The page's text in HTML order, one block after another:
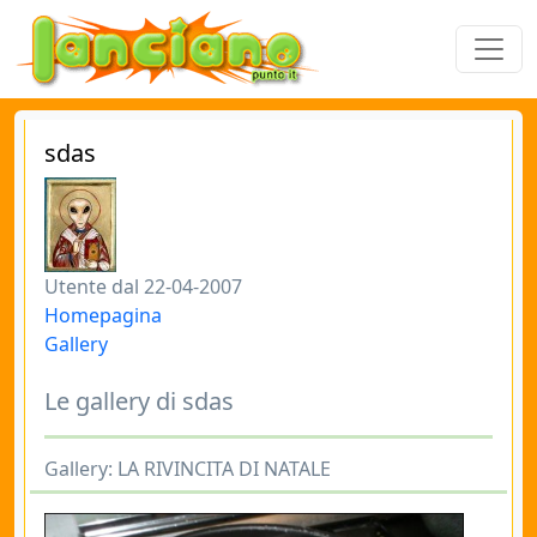
sdas
Utente dal 22-04-2007
Homepagina
Gallery
Le gallery di sdas
Gallery: LA RIVINCITA DI NATALE